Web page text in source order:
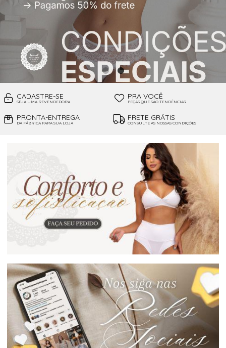
CADASTRE-SE
SEJA UMA REVENDEDORA
PRA VOCÊ
PEÇAS QUE SÃO TENDÊNCIAS!
PRONTA-ENTREGA
DA FÁBRICA PARA SUA LOJA
FRETE GRÁTIS
CONSULTE AS NOSSAS CONDIÇÕES